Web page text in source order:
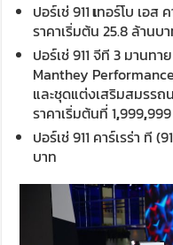
ปอร์เช่ 911เทอร์โบ เอส
ราคาเริ่มต้น 25.8 ล้านบ
ปอร์เช่ 911 จีที 3 มานท
Manthey
และชุดแต่งเสริมสมรร
ราคาเริ่มต้นที่ 1,999,
ปอร์เช่ 911 คาร์เรร่า ที
บาท